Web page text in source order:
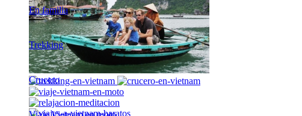
En familia
Trekking
Crucero